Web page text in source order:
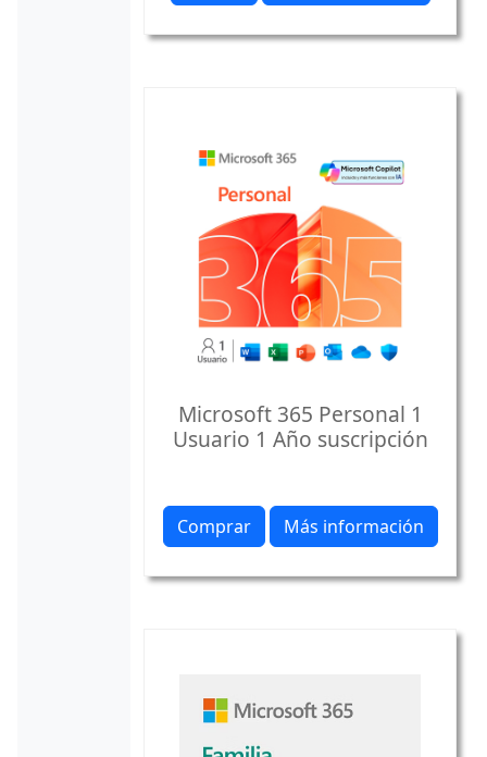
Microsoft 365 Personal 1
Usuario 1 Año suscripción
Comprar Más información